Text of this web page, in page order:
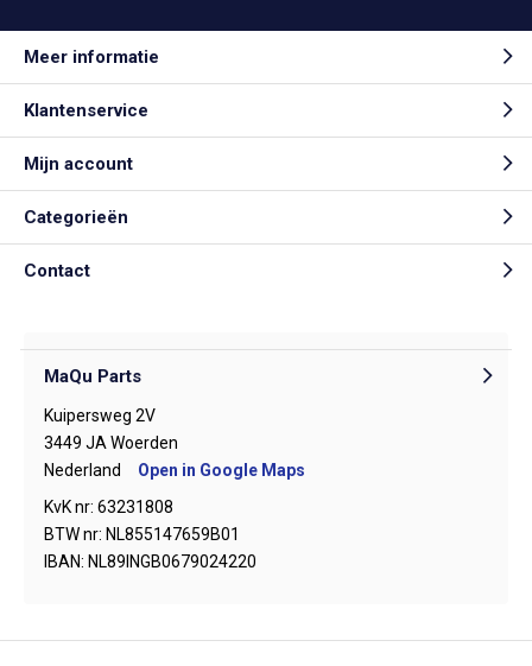
Meer informatie
Klantenservice
Mijn account
Categorieën
Contact
MaQu Parts
Kuipersweg 2V
3449 JA Woerden
Nederland
Open in Google Maps
KvK nr: 63231808
BTW nr: NL855147659B01
IBAN: NL89INGB0679024220